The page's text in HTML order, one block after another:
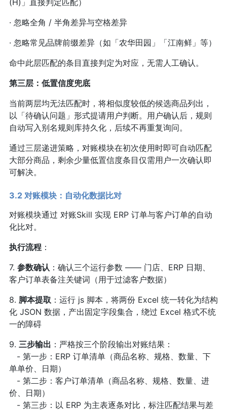
· 忽略全角 / 半角差异与空格差异
· 忽略常见品牌前缀差异（如「农华田园」「江南鲜」等）
命中此层匹配的条目直接判定为对应，无需人工确认。
第三层：低置信度兜底
当前两层均无法匹配时，将相似度较低的候选商品列出，
以「待确认问题」形式提请用户判断。用户确认后，规则
自动写入别名规则库持久化，后续不再重复询问。
通过三层递进策略，对账模块在初次使用时即可自动匹配
大部分商品，剩余少量低置信度条目仅需用户一次确认即
可解决。
3.2 对账模块：自动化数据比对
对账模块通过 对账Skill 实现 ERP 订单与客户订单的自动
化比对。
执行流程：
7. 参数确认 ：确认三个运行参数 —— 门店、ERP 日期、
客户订单表备注关键词（用于过滤客户数据）
8. 脚本提取 ：运行 js 脚本，将两份 Excel 统一转化为结构
化 JSON 数据，产出固定字段集合，绕过 Excel 格式不统
一的障碍
9. 三步输出 ：严格按三个阶段输出对账结果：
- 第一步：ERP 订单清单（商品名称、规格、数量、下
单单价、日期）
- 第二步：客户订单清单（商品名称、规格、数量、进
价、日期）
- 第三步：以 ERP 为主表逐条对比，标注匹配结果与差